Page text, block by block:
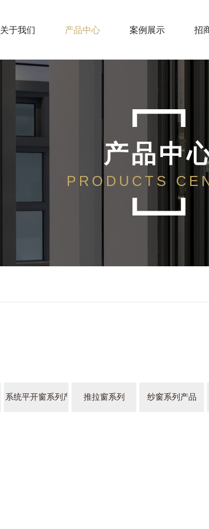
产品中
PRODUCTS
系统平开窗系列产品 推拉窗系列 纱窗系列产品
关于我们 产品中心 案例展示 招